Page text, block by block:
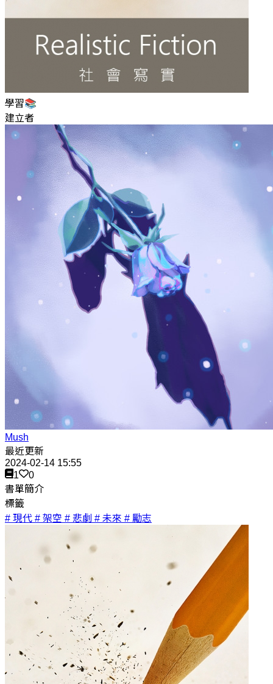
學習📚
建立者
Mush
最近更新
2024-02-14 15:55
1
0
書單簡介
標籤
# 現代 # 架空 # 悲劇 # 未來 # 勵志